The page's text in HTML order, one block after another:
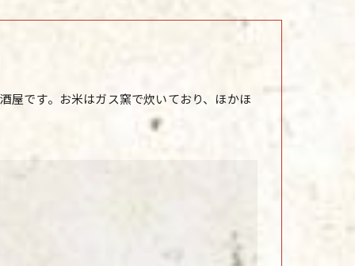
屋です。お米はガス窯で炊いており、ほかほ